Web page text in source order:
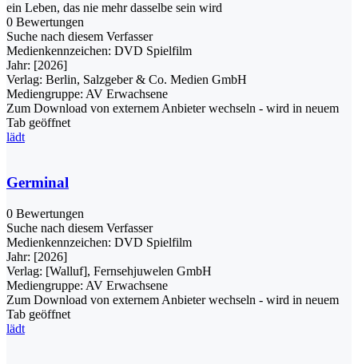
ein Leben, das nie mehr dasselbe sein wird
0 Bewertungen
Suche nach diesem Verfasser
Medienkennzeichen: DVD Spielfilm
Jahr: [2026]
Verlag: Berlin, Salzgeber & Co. Medien GmbH
Mediengruppe: AV Erwachsene
Zum Download von externem Anbieter wechseln - wird in neuem
Tab geöffnet
lädt
Germinal
0 Bewertungen
Suche nach diesem Verfasser
Medienkennzeichen: DVD Spielfilm
Jahr: [2026]
Verlag: [Walluf], Fernsehjuwelen GmbH
Mediengruppe: AV Erwachsene
Zum Download von externem Anbieter wechseln - wird in neuem
Tab geöffnet
lädt